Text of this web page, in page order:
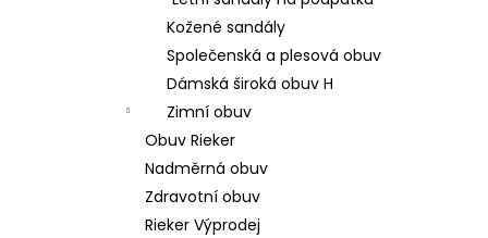
Kožené sandály
Společenská a plesová obuv
Dámská široká obuv H
Zimní obuv
Obuv Rieker
Nadměrná obuv
Zdravotní obuv
Rieker Výprodej
DÁMSKÉ SANDÁLY NA KLÍNKU ŠÍŘE H 8-
28365-46-304 HNĚDÉ
799 Kč
Původně: 1 699 Kč